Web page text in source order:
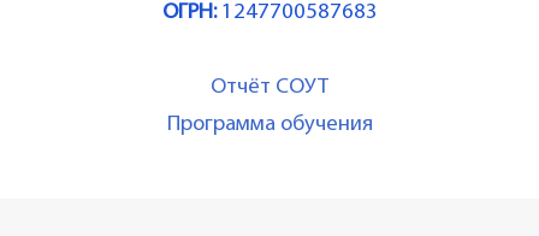
ОГРН:1247700587683
Отчёт СОУТ
Программа обучения